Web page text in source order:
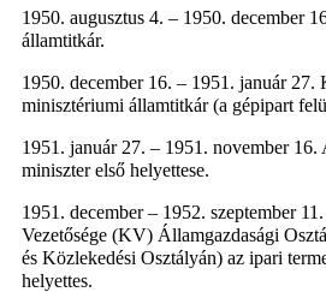
1950. augusztus 4. – 1950. december
államtitkár.
1950. december 16. – 1951. január 27.
minisztériumi államtitkár (a gépipart
1951. január 27. – 1951. november 16.
miniszter első helyettese.
1951. december – 1952. szeptember
Vezetősége (KV) Államgazdasági
és Közlekedési Osztályán) az ipari
helyettes.